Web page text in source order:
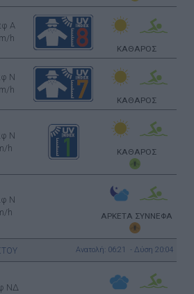
Α
h
ΚΑΘΑΡΟΣ
N
h
ΚΑΘΑΡΟΣ
N
h
ΚΑΘΑΡΟΣ
N
h
ΑΡΚΕΤΑ ΣΥΝΝΕΦΑ
Ανατολή: 06:21 - Δύση 20:04
ΝΔ